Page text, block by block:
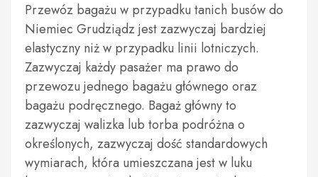
Przewóz bagażu w przypadku tanich busów do
Niemiec Grudziądz jest zazwyczaj bardziej
elastyczny niż w przypadku linii lotniczych.
Zazwyczaj każdy pasażer ma prawo do
przewozu jednego bagażu głównego oraz
bagażu podręcznego. Bagaż główny to
zazwyczaj walizka lub torba podróżna o
określonych, zazwyczaj dość standardowych
wymiarach, która umieszczana jest w luku